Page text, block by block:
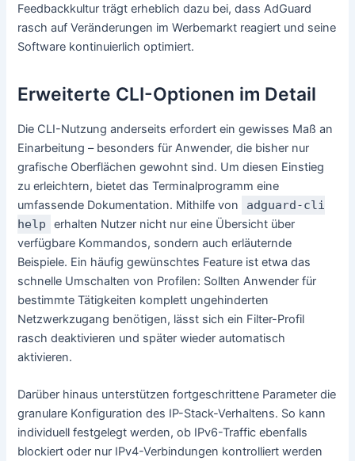
Feedbackkultur trägt erheblich dazu bei, dass AdGuard
rasch auf Veränderungen im Werbemarkt reagiert und seine
Software kontinuierlich optimiert.
Erweiterte CLI-Optionen im Detail
Die CLI-Nutzung anderseits erfordert ein gewisses Maß an
Einarbeitung – besonders für Anwender, die bisher nur
grafische Oberflächen gewohnt sind. Um diesen Einstieg
zu erleichtern, bietet das Terminalprogramm eine
umfassende Dokumentation. Mithilfe von
adguard-cli
help
erhalten Nutzer nicht nur eine Übersicht über
verfügbare Kommandos, sondern auch erläuternde
Beispiele. Ein häufig gewünschtes Feature ist etwa das
schnelle Umschalten von Profilen: Sollten Anwender für
bestimmte Tätigkeiten komplett ungehinderten
Netzwerkzugang benötigen, lässt sich ein Filter-Profil
rasch deaktivieren und später wieder automatisch
aktivieren.
Darüber hinaus unterstützen fortgeschrittene Parameter die
granulare Konfiguration des IP-Stack-Verhaltens. So kann
individuell festgelegt werden, ob IPv6-Traffic ebenfalls
blockiert oder nur IPv4-Verbindungen kontrolliert werden